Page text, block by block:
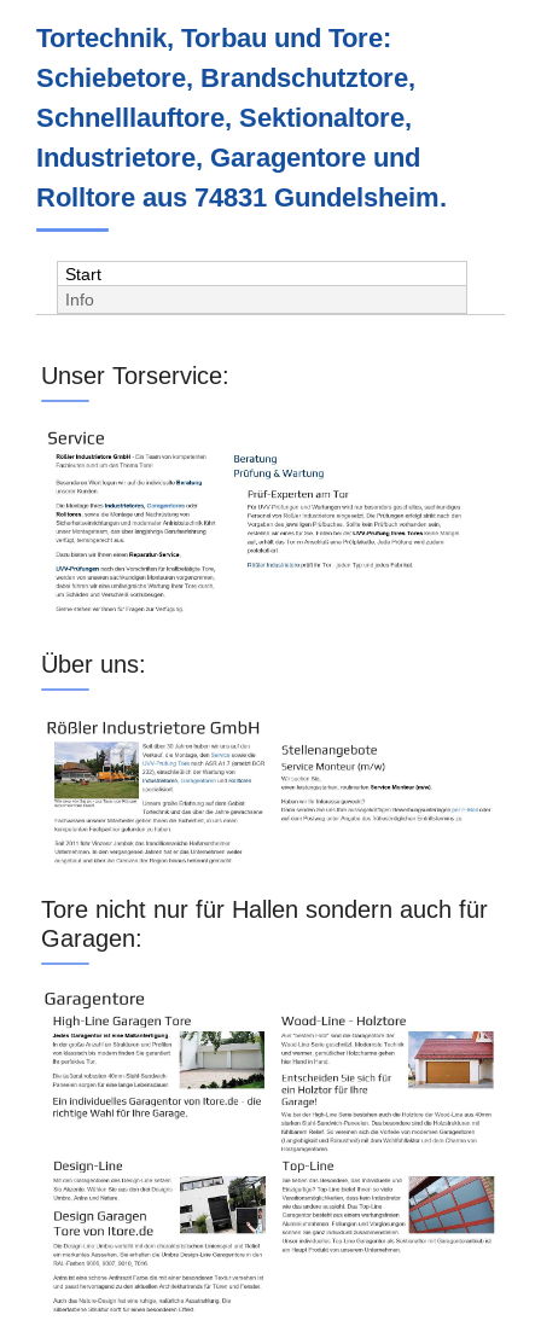
Tortechnik, Torbau und Tore:
Schiebetore, Brandschutztore,
Schnelllauftore, Sektionaltore,
Industrietore, Garagentore und
Rolltore aus 74831 Gundelsheim.
Start
Info
Unser Torservice:
Über uns:
Tore nicht nur für Hallen sondern auch für
Garagen: